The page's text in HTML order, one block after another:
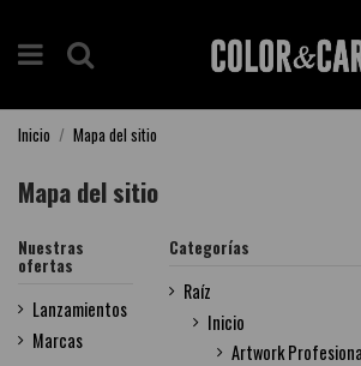
Inicio Mapa del sitio
Mapa del sitio
Nuestras
ofertas
Lanzamientos
Marcas
Categorías
Raíz
Inicio
Artwork